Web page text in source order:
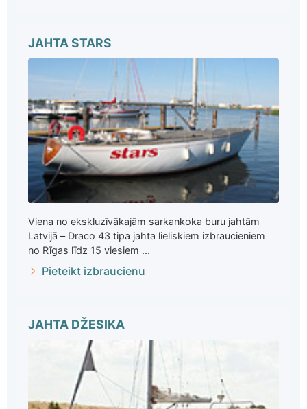
JAHTA STARS
Viena no ekskluzīvākajām sarkankoka buru jahtām
Latvijā – Draco 43 tipa jahta lieliskiem izbraucieniem
no Rīgas līdz 15 viesiem ...
Pieteikt izbraucienu
JAHTA DŽESIKA